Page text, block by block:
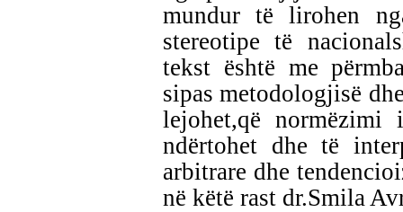
mundur të lirohen
stereotipe të
tekst është me
sipas metodologjisë
lejohet,që normëzimi
ndërtohet dhe të
arbitrare dhe
në këtë rast dr.Smila